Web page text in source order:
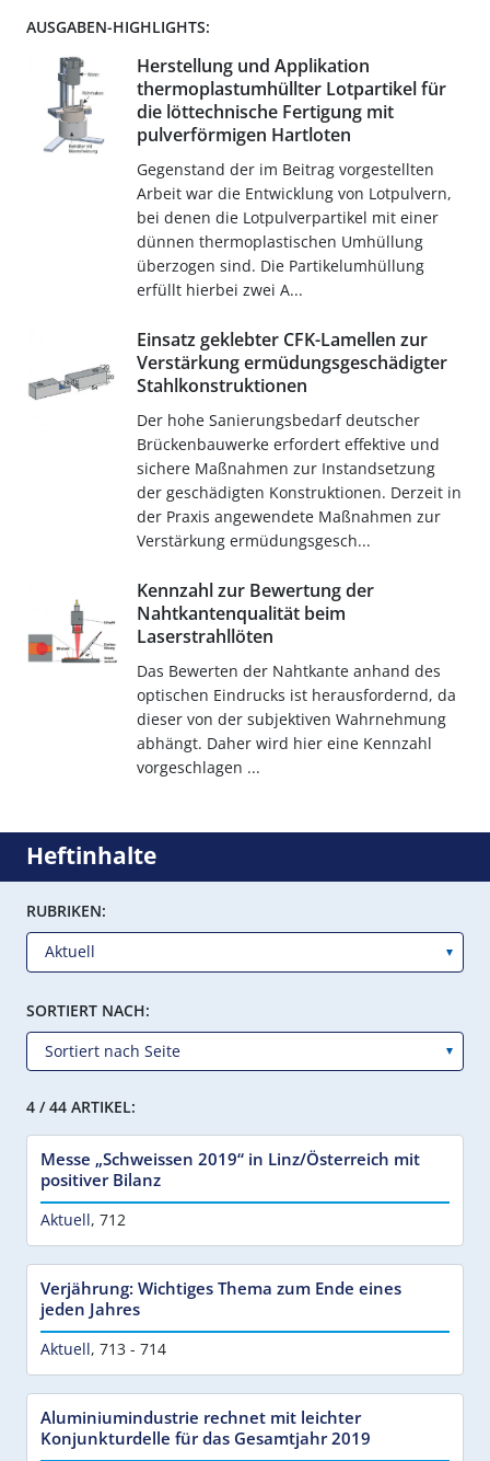
AUSGABEN-HIGHLIGHTS:
Herstellung und Applikation
thermoplastumhüllter Lotpartikel für
die löttechnische Fertigung mit
pulverförmigen Hartloten
Gegenstand der im Beitrag vorgestellten
Arbeit war die Entwicklung von Lotpulvern,
bei denen die Lotpulverpartikel mit einer
dünnen thermoplastischen Umhüllung
überzogen sind. Die Partikelumhüllung
erfüllt hierbei zwei A...
Einsatz geklebter CFK-Lamellen zur
Verstärkung ermüdungsgeschädigter
Stahlkonstruktionen
Der hohe Sanierungsbedarf deutscher
Brückenbauwerke erfordert effektive und
sichere Maßnahmen zur Instandsetzung
der geschädigten Konstruktionen. Derzeit in
der Praxis angewendete Maßnahmen zur
Verstärkung ermüdungsgesch...
Kennzahl zur Bewertung der
Nahtkantenqualität beim
Laserstrahllöten
Das Bewerten der Nahtkante anhand des
optischen Eindrucks ist herausfordernd, da
dieser von der subjektiven Wahrnehmung
abhängt. Daher wird hier eine Kennzahl
vorgeschlagen ...
Heftinhalte
RUBRIKEN:
SORTIERT NACH:
4 / 44 ARTIKEL:
Messe „Schweissen 2019“ in Linz/Österreich mit
positiver Bilanz
Aktuell, 712
Verjährung: Wichtiges Thema zum Ende eines
jeden Jahres
Aktuell, 713 - 714
Aluminiumindustrie rechnet mit leichter
Konjunkturdelle für das Gesamtjahr 2019